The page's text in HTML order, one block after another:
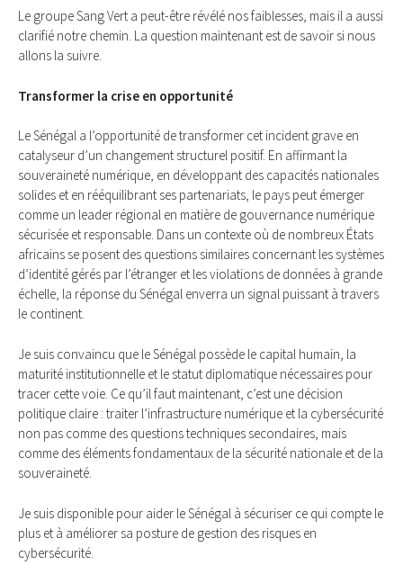
Le groupe Sang Vert a peut-être révélé nos faiblesses, mais il a aussi
clarifié notre chemin. La question maintenant est de savoir si nous
allons la suivre.
Transformer la crise en opportunité
Le Sénégal a l’opportunité de transformer cet incident grave en
catalyseur d’un changement structurel positif. En affirmant la
souveraineté numérique, en développant des capacités nationales
solides et en rééquilibrant ses partenariats, le pays peut émerger
comme un leader régional en matière de gouvernance numérique
sécurisée et responsable. Dans un contexte où de nombreux États
africains se posent des questions similaires concernant les systèmes
d’identité gérés par l’étranger et les violations de données à grande
échelle, la réponse du Sénégal enverra un signal puissant à travers
le continent.
Je suis convaincu que le Sénégal possède le capital humain, la
maturité institutionnelle et le statut diplomatique nécessaires pour
tracer cette voie. Ce qu’il faut maintenant, c’est une décision
politique claire : traiter l’infrastructure numérique et la cybersécurité
non pas comme des questions techniques secondaires, mais
comme des éléments fondamentaux de la sécurité nationale et de la
souveraineté.
Je suis disponible pour aider le Sénégal à sécuriser ce qui compte le
plus et à améliorer sa posture de gestion des risques en
cybersécurité.